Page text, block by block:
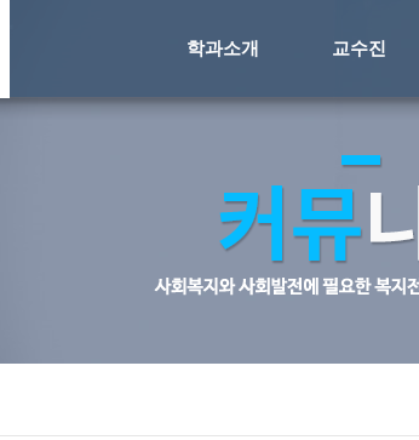
학과소개 교수진